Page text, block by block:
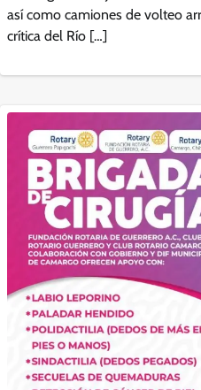
así como camiones de volteo
crítica del Río […]